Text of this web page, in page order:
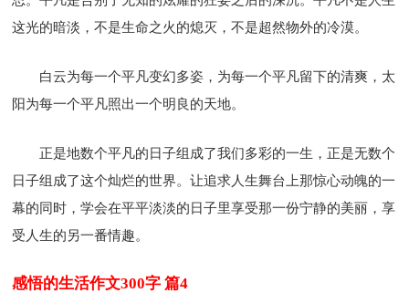
这光的暗淡，不是生命之火的熄灭，不是超然物外的冷漠。
白云为每一个平凡变幻多姿，为每一个平凡留下的清爽，太
阳为每一个平凡照出一个明良的天地。
正是地数个平凡的日子组成了我们多彩的一生，正是无数个
日子组成了这个灿烂的世界。让追求人生舞台上那惊心动魄的一
幕的同时，学会在平平淡淡的日子里享受那一份宁静的美丽，享
受人生的另一番情趣。
感悟的生活作文300字 篇4